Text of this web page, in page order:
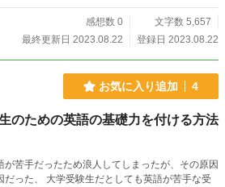
感想数 0
文字数 5,657
最終更新日 2023.08.22
登録日 2023.08.22
お気に入り追加 4
のための英語の基礎力を付ける方法
苦手だったため浪人してしまったが、その原因
英語が苦手な受